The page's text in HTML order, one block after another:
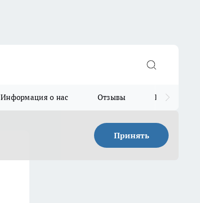
Информация о нас Отзывы Прайс для
Принять